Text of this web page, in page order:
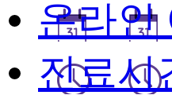
온라인
진료시